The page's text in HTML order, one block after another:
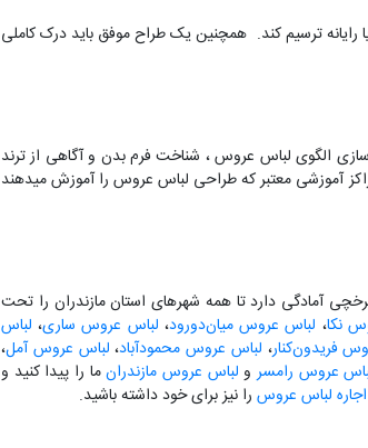
ترسیم کند. همچنین یک طراح موفق باید درک کاملی
الگوی لباس عروس ، شناخت فرم بدن و آگاهی از ترند
آموزشی معتبر که طراحی لباس عروس را آموزش میدهند
آمادگی دارد تا همه شهرهای استان مازندران را تحت
نکا، لباس عروس میان‌دورود، لباس عروس ساری، لباس
فریدون‌کنار، لباس عروس محمودآباد، لباس عروس آمل،
عروس رامسرو لباس عروس مازندرانما را پیدا کنید و
اجاره لباس عروس را نیز برای خود داشته باشید.